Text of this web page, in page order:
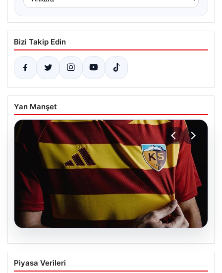
Bizi Takip Edin
Yan Manşet
08.08.2026
Kayserispor’da Transfer Rüzgarı Esti:
Tahta Açıldı, 15 Yeni İmza atıldı!
Piyasa Verileri